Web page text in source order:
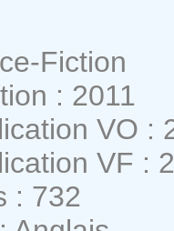
Fiction
: 2011
VO :
VF :
: 732